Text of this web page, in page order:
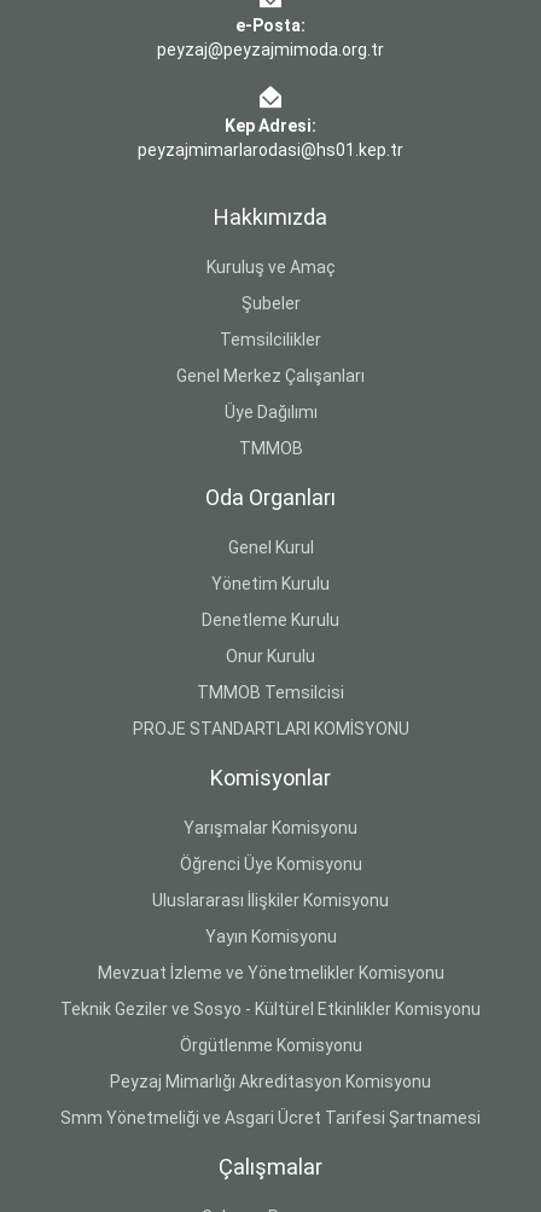
e-Posta:
peyzaj@peyzajmimoda.org.tr
Kep Adresi:
peyzajmimarlarodasi@hs01.kep.tr
Hakkımızda
Kuruluş ve Amaç
Şubeler
Temsilcilikler
Genel Merkez Çalışanları
Üye Dağılımı
TMMOB
Oda Organları
Genel Kurul
Yönetim Kurulu
Denetleme Kurulu
Onur Kurulu
TMMOB Temsilcisi
PROJE STANDARTLARI KOMİSYONU
Komisyonlar
Yarışmalar Komisyonu
Öğrenci Üye Komisyonu
Uluslararası İlişkiler Komisyonu
Yayın Komisyonu
Mevzuat İzleme ve Yönetmelikler Komisyonu
Teknik Geziler ve Sosyo - Kültürel Etkinlikler Komisyonu
Örgütlenme Komisyonu
Peyzaj Mimarlığı Akreditasyon Komisyonu
Smm Yönetmeliği ve Asgari Ücret Tarifesi Şartnamesi
Çalışmalar